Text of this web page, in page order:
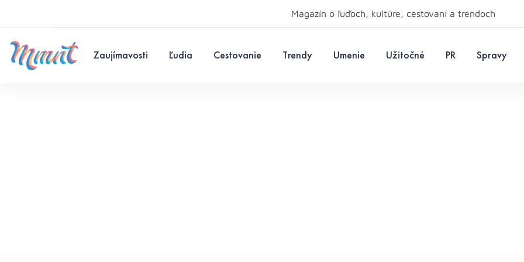
Magazín o ľuďoch, kultúre, cestovaní a trendoch
Zaujímavosti Ľudia Cestovanie Trendy Umenie Užitočné PR Spravy